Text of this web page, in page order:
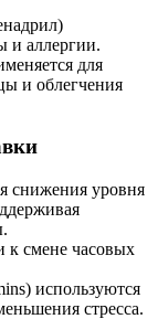
и аллергии.
для
и облегчения
снижения уровня
к смене часовых
используются
стресса.